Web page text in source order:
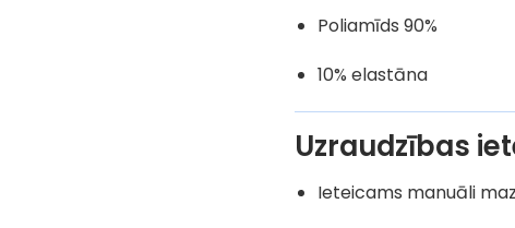
Poliamīds 90%
10% elastāna
Uzraudzības
Ieteicams manuāli